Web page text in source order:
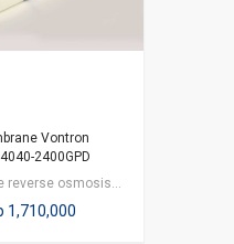
Vontron
2400GPD
Membrane reverse osmosis dengan kapasitas 2400 gpd atau 9120 liter per hari.…
1,710,000